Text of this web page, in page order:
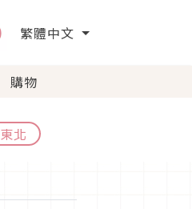
繁體中文
購物
東北